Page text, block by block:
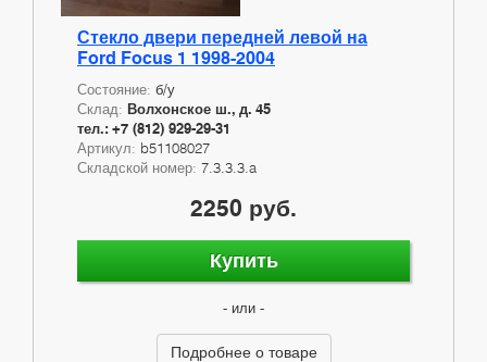
Стекло двери передней левой на
Ford Focus 1 1998-2004
Состояние: б/у
Склад: Волхонское ш., д. 45
тел.: +7 (812) 929-29-31
Артикул: b51108027
Складской номер: 7.3.3.3.a
2250 руб.
Купить
- или -
Подробнее о товаре